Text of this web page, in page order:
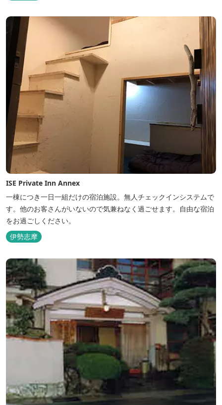
ISE Private Inn Annex
一棟につき一日一組だけの宿泊施設。無人チェックインシステムで
す。他のお客さんがいないので気兼ねなく過ごせます。自由な宿泊
をお過ごしください。
伊勢志摩